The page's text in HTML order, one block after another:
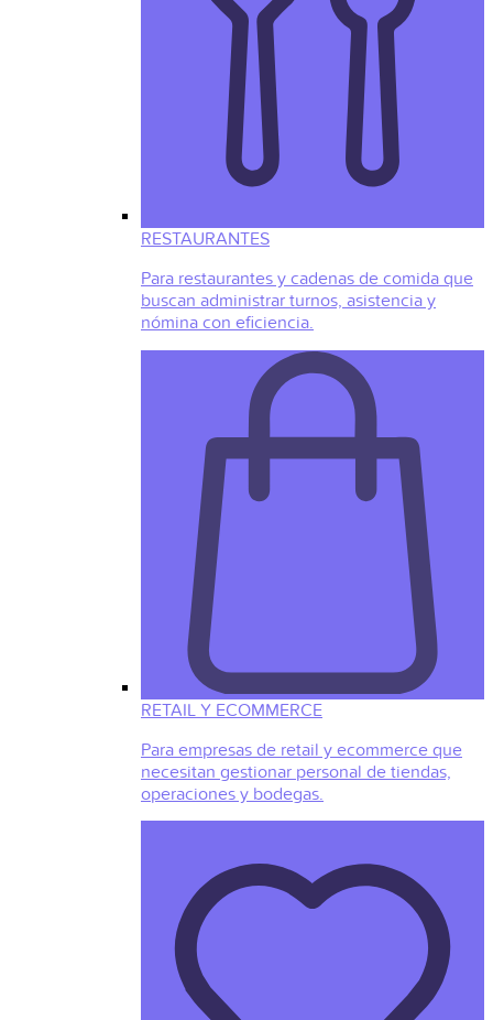
RESTAURANTES
Para restaurantes y cadenas de comida que
buscan administrar turnos, asistencia y
nómina con eficiencia.
RETAIL Y ECOMMERCE
Para empresas de retail y ecommerce que
necesitan gestionar personal de tiendas,
operaciones y bodegas.